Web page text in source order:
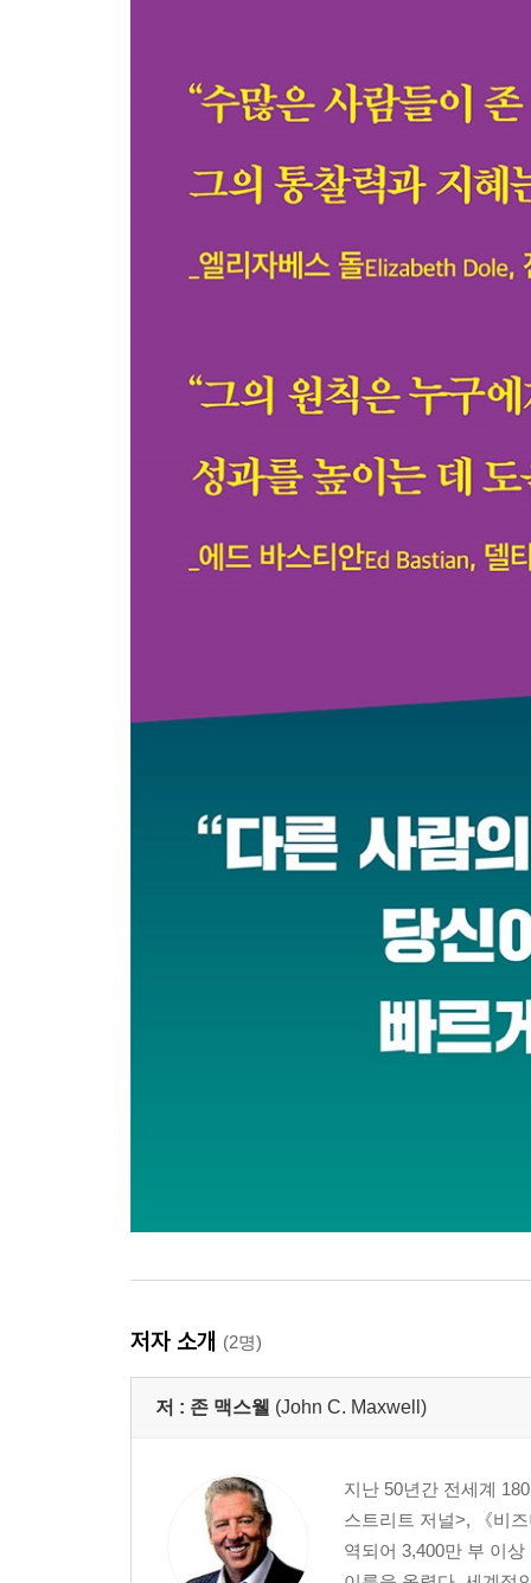
저자 소개 (2명)
저 : 존 맥스웰 (John C. Maxwell)
지난 50년간 전세계
스트리트 저널>, 《비
역되어 3,400만 부 이